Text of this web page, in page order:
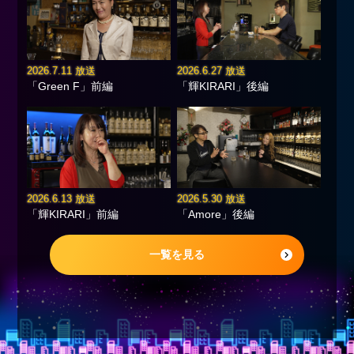
2026.7.11 放送
「Green F」前編
2026.6.27 放送
「輝KIRARI」後編
2026.6.13 放送
「輝KIRARI」前編
2026.5.30 放送
「Amore」後編
一覧を見る